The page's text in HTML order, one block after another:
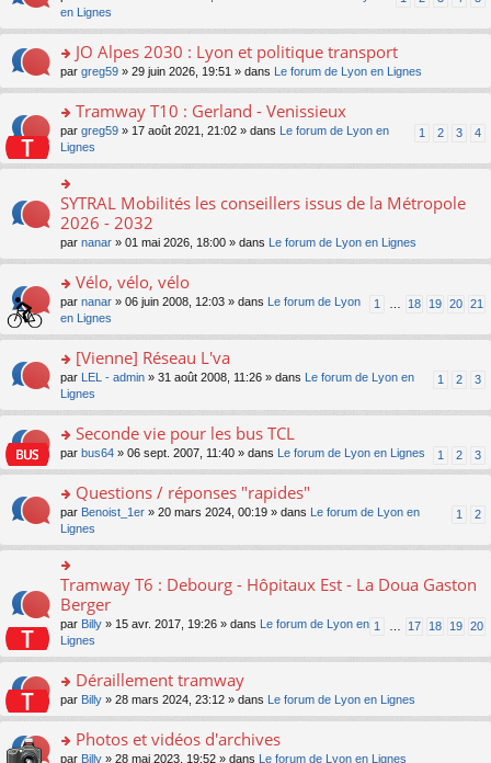
c
e
le
s
ré
c
nt
n
o
n
le
u
s
ré
c
e
nt
s
e
n
o
n
le
s
ré
c
e
m
e
s
s
e
n
o
n
lu
le
pl
u
s
ré
c
e
nt
n
s
er
le
m
e
s
s
g
n
o
n
lu
pl
u
s
ré
c
e
nt
en Lignes
o
n
ult
er
le
m
e
s
s
g
n
o
n
lu
pl
u
s
ré
c
e
JO Alpes 2030 : Lyon et politique transport
par greg59 » 29 juin 2026, 19:51 » dans Le forum de Lyon en Lignes
o
s
ult
er
le
m
e
s
s
g
o
n
lu
le
u
s
ré
c
e
nt
Tramway T10 : Gerland - Venissieux
1 2 3 4
par greg59 » 17 août 2021, 21:02 » dans
Le forum de Lyon en
Lignes
o
n
ult
er
le
m
e
s
a
g
e
n
o
n
pl
u
s
ré
c
e
nt
SYTRAL Mobilités les conseillers issus de la Métropole
2026 - 2032
par nanar » 01 mai 2026, 18:00 » dans Le forum de Lyon en Lignes
o
n
s
er
le
m
e
s
s
e
n
o
n
lu
le
pl
u
s
ré
c
e
nt
Vélo, vélo, vélo
1 18 19 20 21
par nanar » 06 juin 2008, 12:03 » dans
Le forum de Lyon
en Lignes
o
s
er
le
m
e
s
s
g
n
o
n
lu
le
u
s
ré
c
e
[Vienne] Réseau L'va
1 2 3
par LEL - admin » 31 août 2008, 11:26 » dans
Le forum de Lyon en
Lignes
o
n
ult
er
le
m
e
s
g
o
n
lu
pl
Seconde vie pour les bus TCL
1 2 3
par bus64 » 06 sept. 2007, 11:40 » dans Le forum de Lyon en Lignes
o
s
ult
er
le
m
e
s
s
a
e
o
n
Questions / réponses "rapides"
1 2
par Benoist_1er » 20 mars 2024, 00:19 » dans
Le forum de Lyon en
Lignes
o
n
ult
er
le
m
e
s
a
Tramway T6 : Debourg - Hôpitaux Est - La Doua Gaston
Berger
1 17 18 19 20
par Billy » 15 avr. 2017, 19:26 » dans
Le forum de Lyon en
Lignes
o
n
ult
Déraillement tramway
par Billy » 28 mars 2024, 23:12 » dans Le forum de Lyon en Lignes
o
Photos et vidéos d'archives
par Billy » 28 mai 2023, 19:52 » dans Le forum de Lyon en Lignes